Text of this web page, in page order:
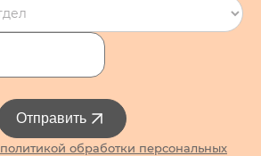
политикой обработки персональных
Отправить